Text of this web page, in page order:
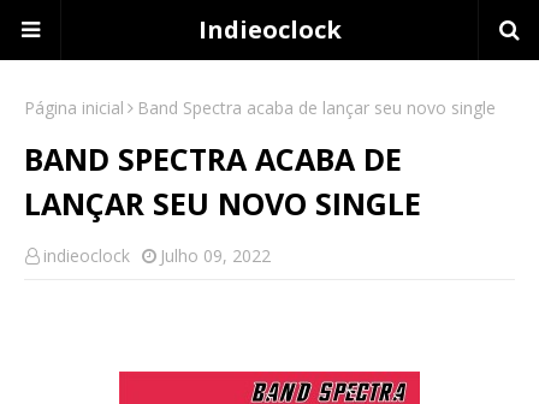
Indieoclock
Página inicial Band Spectra acaba de lançar seu novo single
BAND SPECTRA ACABA DE
LANÇAR SEU NOVO SINGLE
indieoclock Julho 09, 2022